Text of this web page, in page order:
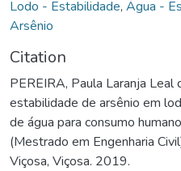
Lodo - Estabilidade, Água -
Arsênio
Citation
PEREIRA, Paula Laranja
estabilidade de arsênio em
de água para consumo
(Mestrado em Engenharia
Viçosa, Viçosa. 2019.